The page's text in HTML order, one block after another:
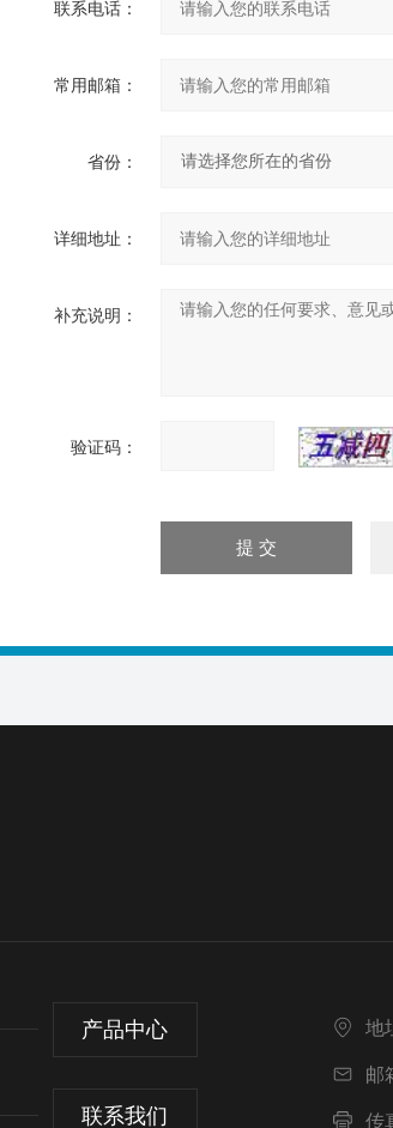
联系电话：
常用邮箱：
省份：
详细地址：
补充说明：
验证码：
产品中心
联系我们
地
邮
传